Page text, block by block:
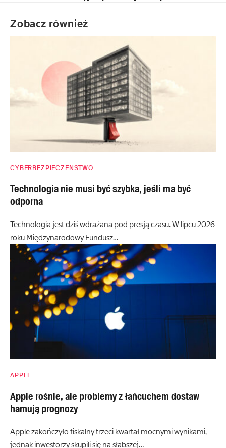
Zobacz również
CYBERBEZPIECZEŃSTWO
Technologia nie musi być szybka, jeśli ma być
odporna
Technologia jest dziś wdrażana pod presją czasu. W lipcu 2026
roku Międzynarodowy Fundusz…
APPLE
Apple rośnie, ale problemy z łańcuchem dostaw
hamują prognozy
Apple zakończyło fiskalny trzeci kwartał mocnymi wynikami,
jednak inwestorzy skupili się na słabszej…